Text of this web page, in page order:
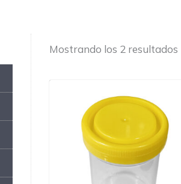
Mostrando los 2 resultados